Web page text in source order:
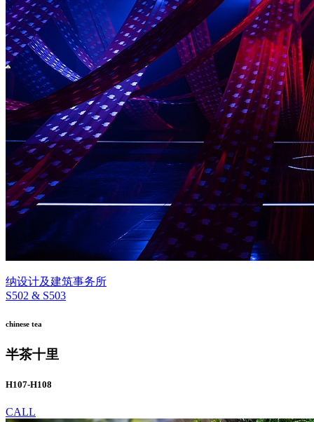
纳设计及建筑事务所
S502 & S503
chinese tea
半茶十里
H107-H108
CALL